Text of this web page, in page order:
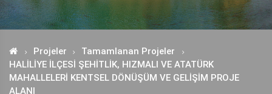
Projeler
Tamamlanan Projeler
HALİLİYE İLÇESİ ŞEHİTLİK, HIZMALI VE ATATÜRK
MAHALLELERİ KENTSEL DÖNÜŞÜM VE GELİŞİM PROJE
ALANI